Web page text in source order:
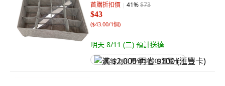
首購折扣價 41%$73
$43
($43.00/1個)
明天 8/11 (二) 預計送達
满 $2,000 再省 $100 (滙豐卡)